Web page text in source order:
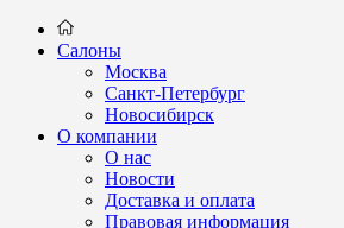
Салоны
Москва
Санкт-Петербург
Новосибирск
О компании
О нас
Новости
Доставка и оплата
Правовая информация